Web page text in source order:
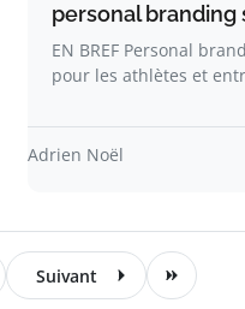
personal branding
EN BREF Personal
pour les athlètes et
Adrien Noël
Suivant